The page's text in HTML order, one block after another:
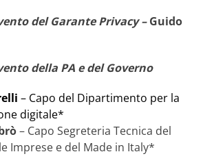
del Garante Privacy – Guido
della PA e del Governo
– Capo del Dipartimento per la
digitale*
– Capo Segreteria Tecnica del
Imprese e del Made in Italy*